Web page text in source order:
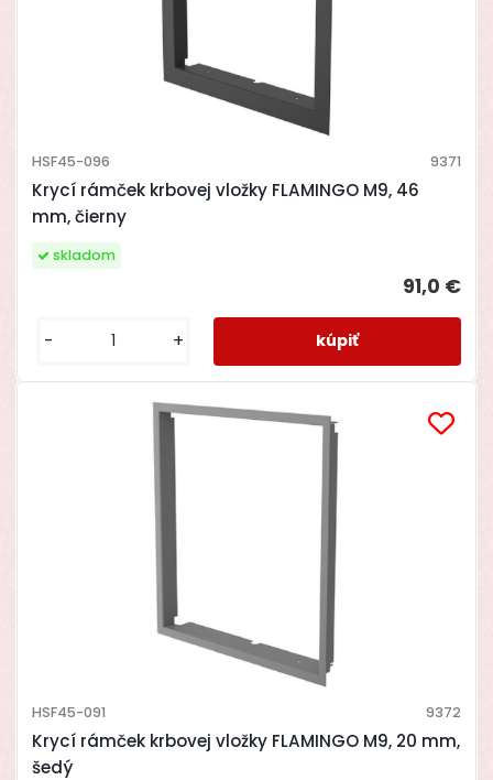
Krycí rámček krbovej vložky FLAMINGO M9, 46
mm, čierny
HSF45-096 9371
91,0 €
skladom
- +
Krycí rámček krbovej vložky FLAMINGO M9, 20 mm,
šedý
HSF45-091 9372